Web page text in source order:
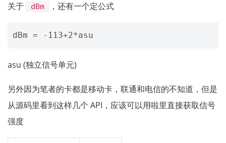
关于 dBm ，还有一个定公式
asu (独立信号单元)
另外因为笔者的卡都是移动卡，联通和电信的不知道，但是
从源码里看到这样几个 API，应该可以用啦里直接获取信号
强度